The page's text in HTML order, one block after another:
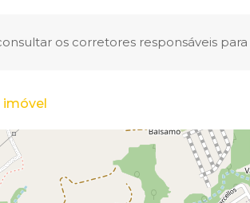
os corretores responsáveis
imóvel